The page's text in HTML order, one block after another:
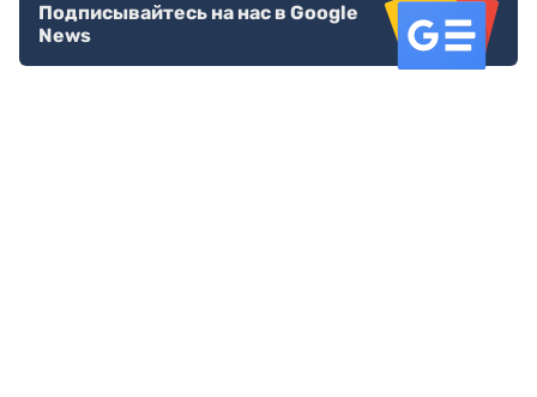
Подписывайтесь на нас в Google
News